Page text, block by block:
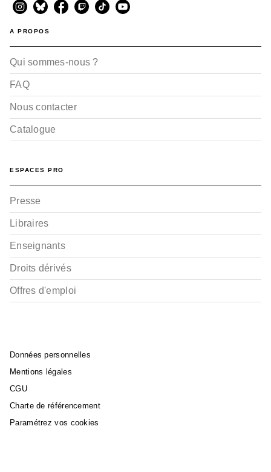
A PROPOS
Qui sommes-nous ?
FAQ
Nous contacter
Catalogue
ESPACES PRO
Presse
Libraires
Enseignants
Droits dérivés
Offres d'emploi
Données personnelles
Mentions légales
CGU
Charte de référencement
Paramétrez vos cookies